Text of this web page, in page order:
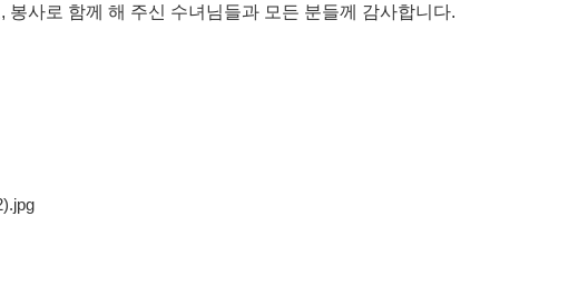
, 봉사로 함께 해 주신 수녀님들과 모든 분들께 감사합니다.